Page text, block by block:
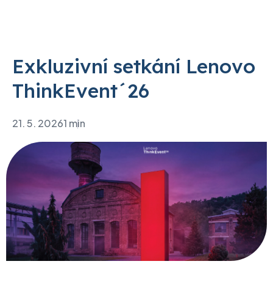
Exkluzivní setkání Lenovo
ThinkEvent´26
21. 5. 20261 min